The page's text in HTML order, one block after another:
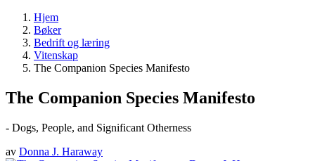
Hjem
Bøker
Bedrift og læring
Vitenskap
The Companion Species Manifesto
The Companion Species Manifesto
- Dogs, People, and Significant Otherness
av Donna J. Haraway